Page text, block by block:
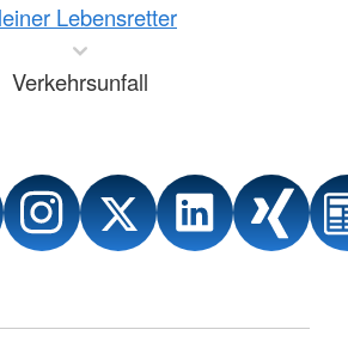
Lebensretter
Verkehrsunfall